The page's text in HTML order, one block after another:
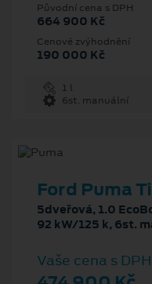
Původní cena s DPH
664 900 Kč
Cenové zvýhodnění
190 000 Kč
1 l
6st. manuální
Ford Puma
5dveřová, 1.0
92 kW/125 k, 6st.
Vaše cena s DPH